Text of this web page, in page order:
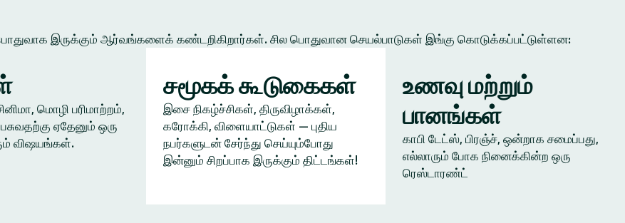
பொதுவாக இருக்கும் ஆர்வங்களைக் கண்டறிகிறார்கள். சில பொதுவான செயல்பாடுகள் இங்கு கொடுக்கப்பட்டுள்ளன:
மொழி பரிமாற்றம்,
ஏதேனும் ஒரு
விஷயங்கள்.
சமூகக் கூடுகைகள்
இசை நிகழ்ச்சிகள், திருவிழாக்கள்,
கரோக்கி, விளையாட்டுகள் — புதிய
நபர்களுடன் சேர்ந்து செய்யும்போது
இன்னும் சிறப்பாக இருக்கும் திட்டங்கள்!
உணவு மற்றும்
பானங்கள்
காபி டேட்ஸ், பிரஞ்ச், ஒன்றாக சமைப்பது,
எல்லாரும் போக நினைக்கின்ற ஒரு
ரெஸ்டாரண்ட்